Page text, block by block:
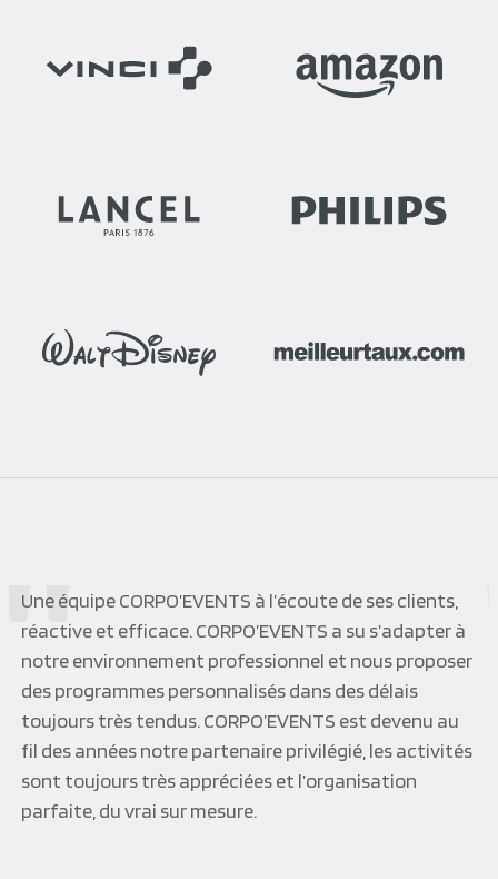
Pour la deuxième fois nous avons fait appel aux
services de Corpo évents, pour organiser notre
séminaire d’Automne. Tozeur, Séville que des
destinations magnifiques ! Une organisation
maîtrisée, des activités agréables un choix d’hôtels
correspondant parfaitement à notre besoin. Enfin
l’équipe Corpo’Event, quoi dire ? C’est parfait …. Un
sans-faute je recommande.